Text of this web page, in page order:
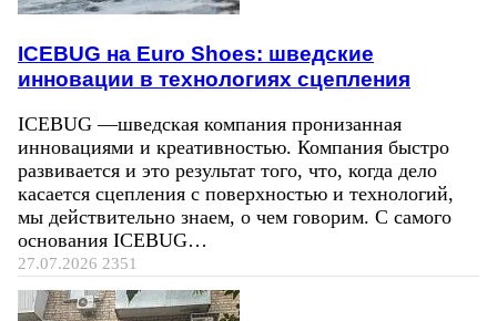
ICEBUG на Euro Shoes: шведские
инновации в технологиях сцепления
ICEBUG —шведская компания пронизанная
инновациями и креативностью. Компания быстро
развивается и это результат того, что, когда дело
касается сцепления с поверхностью и технологий,
мы действительно знаем, о чем говорим. С самого
основания ICEBUG…
27.07.2026 2351